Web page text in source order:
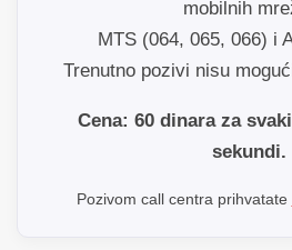
mobilnih
MTS (064, 065, 066) i
Trenutno pozivi nisu
Cena: 60 dinara za
sekundi.
Pozivom call centra prihvatate